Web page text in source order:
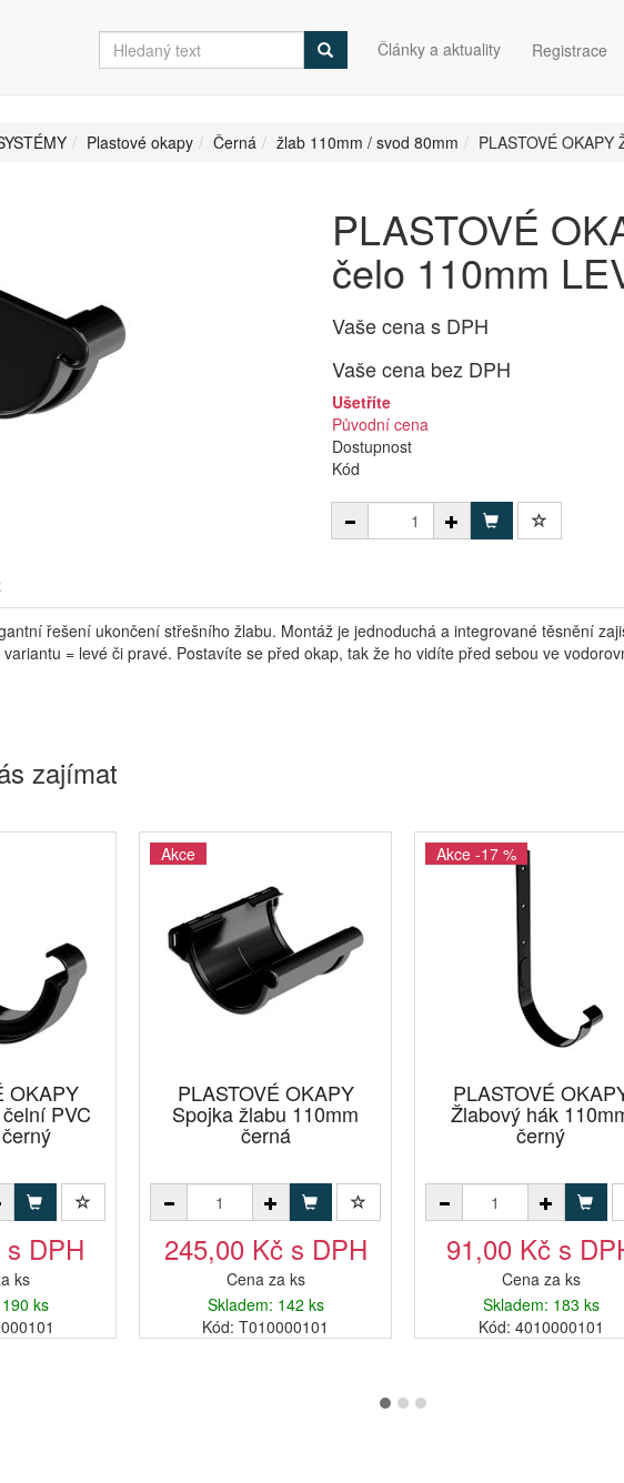
Články a aktuality Registrace
Plastové okapy Černá žlab 110mm / svod 80mm PLASTOVÉ
PLASTOVÉ
čelo 110mm
Vaše cena s DPH
Vaše cena bez DPH
Ušetříte
Původní cena
Dostupnost
Kód
řešení ukončení střešního žlabu. Montáž je jednoduchá a integrované těsnění
= levé či pravé. Postavíte se před okap, tak že ho vidíte před sebou ve
zajímat
OKAPY
PVC
DPH
ks
ks
Akce
PLASTOVÉ OKAPY
Spojka žlabu 110mm
černá
245,00 Kč s DPH
Cena za ks
Skladem: 142 ks
Kód: T010000101
Akce -17 %
PLASTOVÉ
Žlabový hák
černý
91,00 Kč s
Cena za ks
Skladem: 183 ks
Kód: 4010000101